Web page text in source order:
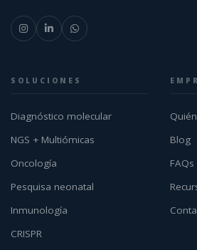
SOLUCIONES
Diagnóstico molecular
NGS + Multiómicas
Oncología
Pesquisa neonatal
Inmunología
CRISPR
Blog